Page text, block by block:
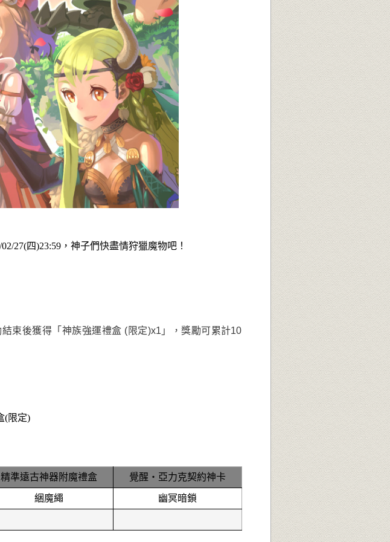
27(四)23:59，神子們快盡情狩獵魔物吧！
束後獲得「神族強運禮盒 (限定)x1」，獎勵可累計10
(限定)
精準遠古神器附魔禮盒 覺醒‧亞力克契約神卡
綑魔繩 幽冥暗鎖